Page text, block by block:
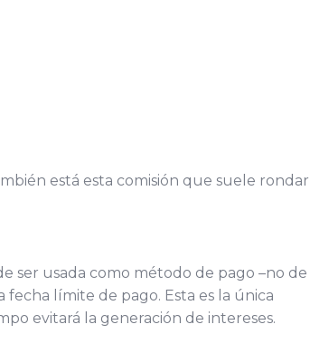
está esta comisión que suele rondar
ser usada como método de pago –no de
límite de pago. Esta es la única
evitará la generación de intereses.